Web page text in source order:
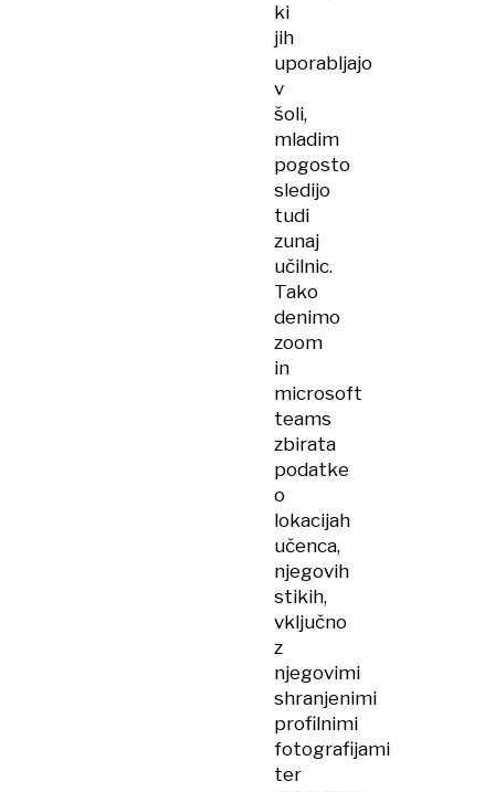
ki
jih
uporabljajo
v
šoli,
mladim
pogosto
sledijo
tudi
zunaj
učilnic.
Tako
denimo
zoom
in
microsoft
teams
zbirata
podatke
o
lokacijah
učenca,
njegovih
stikih,
vključno
z
njegovimi
shranjenimi
profilnimi
fotografijami
ter